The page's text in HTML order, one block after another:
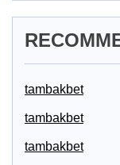
tambakbet
tambakbet
tambakbet